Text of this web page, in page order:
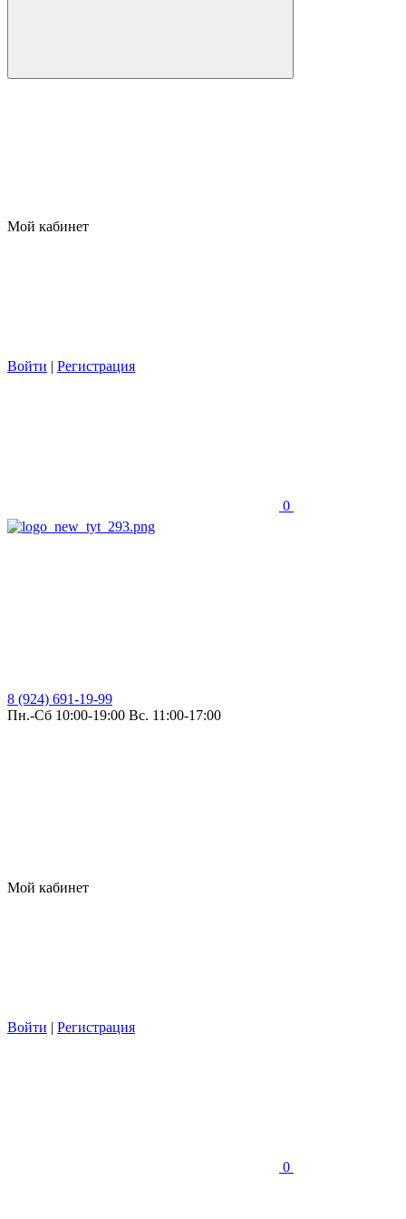
Мой кабинет
Войти | Регистрация
0
8 (924) 691-19-99
Пн.-Сб 10:00-19:00 Вс. 11:00-17:00
Мой кабинет
Войти | Регистрация
0